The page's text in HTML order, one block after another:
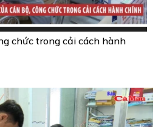
chức trong cải cách hành